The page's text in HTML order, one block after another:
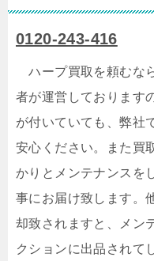
0120-243-416
ハープ買取を頼むな
者が運営しております
が付いていても、弊社
安心ください。また買
かりとメンテナンスを
事にお届け致します。
却致されますと、メン
クションに出品されて